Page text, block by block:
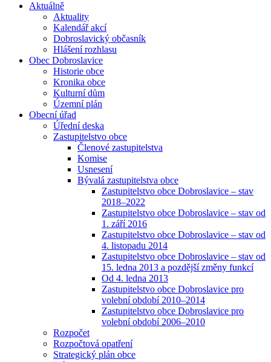
Aktuálně
Aktuality
Kalendář akcí
Dobroslavický občasník
Hlášení rozhlasu
Obec Dobroslavice
Historie obce
Kronika obce
Kulturní dům
Územní plán
Obecní úřad
Úřední deska
Zastupitelstvo obce
Členové zastupitelstva
Komise
Usnesení
Bývalá zastupitelstva obce
Zastupitelstvo obce Dobroslavice – stav
2018–2022
Zastupitelstvo obce Dobroslavice – stav od
1. září 2016
Zastupitelstvo obce Dobroslavice – stav od
4. listopadu 2014
Zastupitelstvo obce Dobroslavice – stav od
15. ledna 2013 a pozdější změny funkcí
Od 4. ledna 2013
Zastupitelstvo obce Dobroslavice pro
volební období 2010–2014
Zastupitelstvo obce Dobroslavice pro
volební období 2006–2010
Rozpočet
Rozpočtová opatření
Strategický plán obce